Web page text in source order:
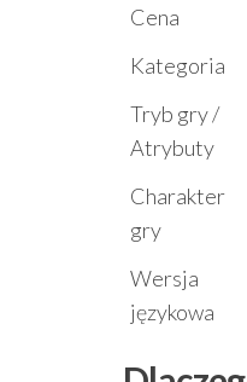
Cena
Kategoria
Tryb gry /
Atrybuty
Charakter
gry
Wersja
językowa